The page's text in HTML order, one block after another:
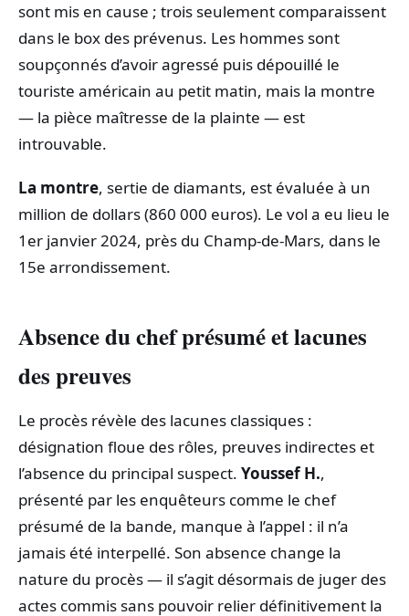
sont mis en cause ; trois seulement comparaissent
dans le box des prévenus. Les hommes sont
soupçonnés d’avoir agressé puis dépouillé le
touriste américain au petit matin, mais la montre
— la pièce maîtresse de la plainte — est
introuvable.
La montre, sertie de diamants, est évaluée à un
million de dollars (860 000 euros). Le vol a eu lieu le
1er janvier 2024, près du Champ-de-Mars, dans le
15e arrondissement.
Absence du chef présumé et lacunes
des preuves
Le procès révèle des lacunes classiques :
désignation floue des rôles, preuves indirectes et
l’absence du principal suspect. Youssef H.,
présenté par les enquêteurs comme le chef
présumé de la bande, manque à l’appel : il n’a
jamais été interpellé. Son absence change la
nature du procès — il s’agit désormais de juger des
actes commis sans pouvoir relier définitivement la